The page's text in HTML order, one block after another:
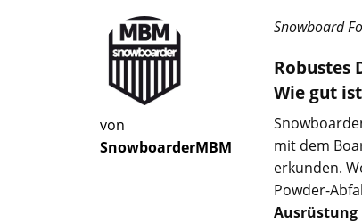
von
SnowboarderMBM
Snowboard
Robustes
Wie gut
mit dem
erkunden.
Powder-
Ausrüstung